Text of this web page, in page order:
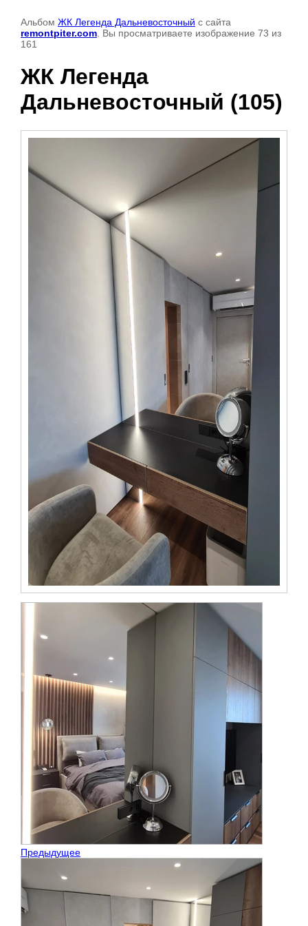
Альбом ЖК Легенда Дальневосточный с сайта
remontpiter.com . Вы просматриваете изображение 73 из
161
ЖК Легенда
Дальневосточный (105)
Предыдущее